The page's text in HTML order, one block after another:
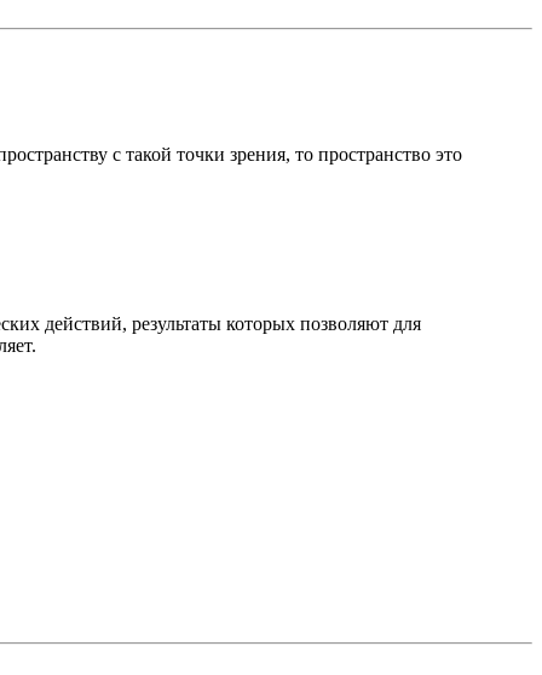
с такой точки зрения, то пространство это
действий, результаты которых позволяют для